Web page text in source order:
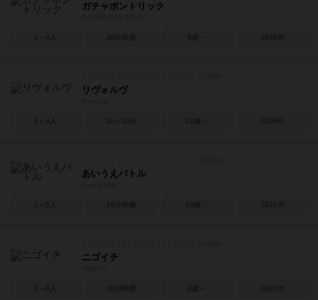
ガチャポントリック
2～4人 20分前後 8歳～ 2024年
リヴォルヴ
3～4人 10～20分 12歳～ 2024年
あいうえバトル
2～6人 15分前後 10歳～ 2021年
ニゴイチ
3～6人 30分前後 8歳～ 2022年